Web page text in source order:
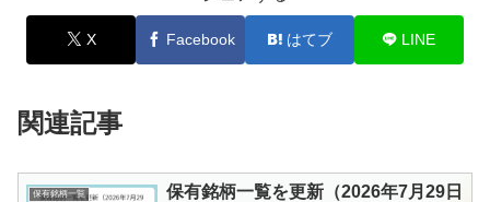
X Facebook はてブ LINE
関連記事
保有銘柄一覧
保有銘柄一覧を更新（2026年7月29日